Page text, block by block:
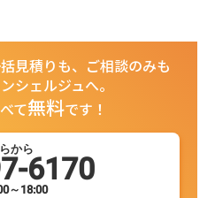
見積りも、ご相談のみも
シェルジュへ。
て無料です！
から
6170
～18:00